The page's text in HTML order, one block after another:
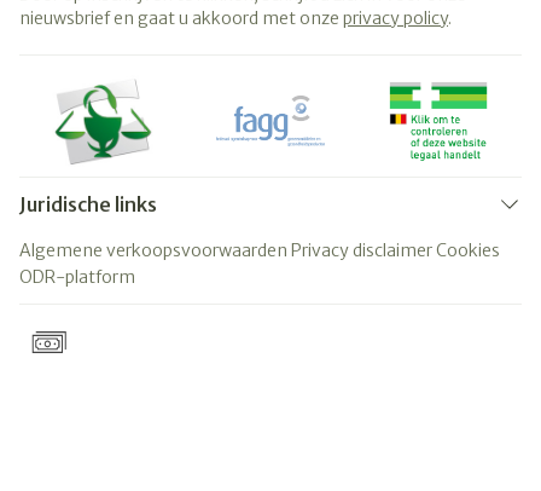
nieuwsbrief en gaat u akkoord met onze privacy policy.
Juridische links
Algemene verkoopsvoorwaarden Privacy disclaimerCookies
ODR-platform